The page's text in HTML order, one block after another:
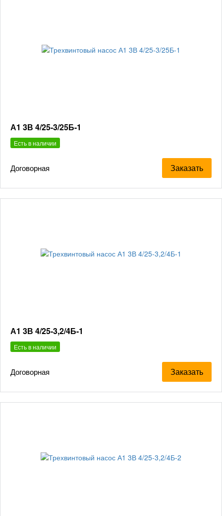
А1 3В 4/25-3/25Б-1
Есть в наличии
Договорная Заказать
А1 3В 4/25-3,2/4Б-1
Есть в наличии
Договорная Заказать